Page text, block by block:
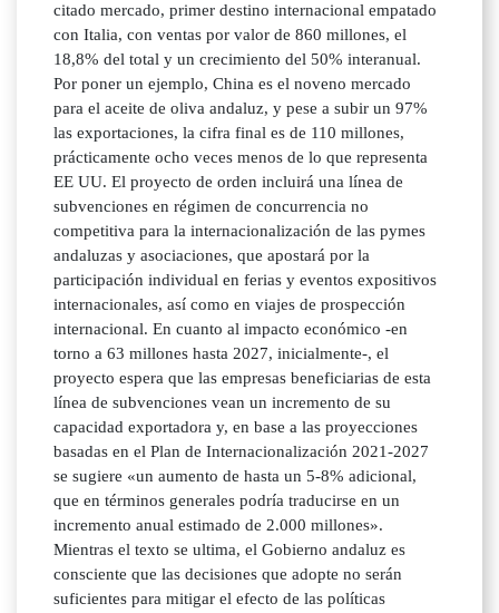
citado mercado, primer destino internacional empatado
con Italia, con ventas por valor de 860 millones, el
18,8% del total y un crecimiento del 50% interanual.
Por poner un ejemplo, China es el noveno mercado
para el aceite de oliva andaluz, y pese a subir un 97%
las exportaciones, la cifra final es de 110 millones,
prácticamente ocho veces menos de lo que representa
EE UU. El proyecto de orden incluirá una línea de
subvenciones en régimen de concurrencia no
competitiva para la internacionalización de las pymes
andaluzas y asociaciones, que apostará por la
participación individual en ferias y eventos expositivos
internacionales, así como en viajes de prospección
internacional. En cuanto al impacto económico -en
torno a 63 millones hasta 2027, inicialmente-, el
proyecto espera que las empresas beneficiarias de esta
línea de subvenciones vean un incremento de su
capacidad exportadora y, en base a las proyecciones
basadas en el Plan de Internacionalización 2021-2027
se sugiere «un aumento de hasta un 5-8% adicional,
que en términos generales podría traducirse en un
incremento anual estimado de 2.000 millones».
Mientras el texto se ultima, el Gobierno andaluz es
consciente que las decisiones que adopte no serán
suficientes para mitigar el efecto de las políticas